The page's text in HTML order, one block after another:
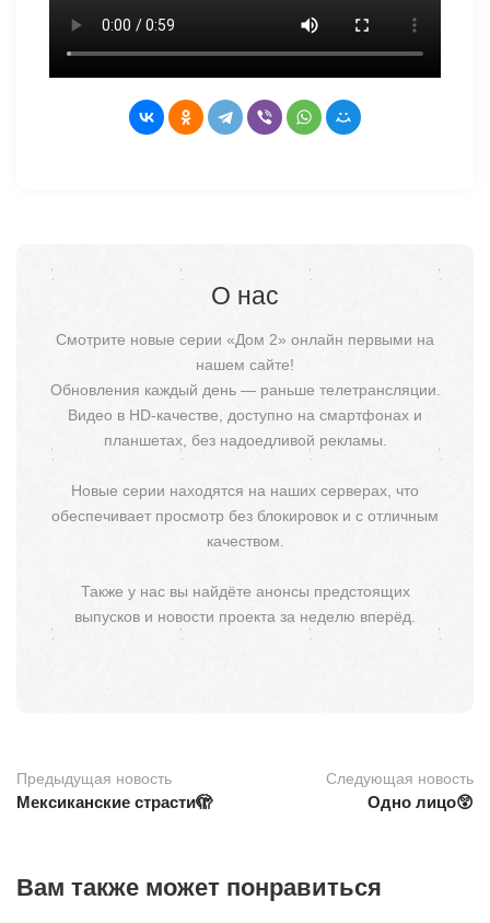
О нас
Смотрите новые серии «Дом 2» онлайн первыми на
нашем сайте!
Обновления каждый день — раньше телетрансляции.
Видео в HD-качестве, доступно на смартфонах и
планшетах, без надоедливой рекламы.
Новые серии находятся на наших серверах, что
обеспечивает просмотр без блокировок и с отличным
качеством.
Также у нас вы найдёте анонсы предстоящих
выпусков и новости проекта за неделю вперёд.
Предыдущая новость
Мексиканские страсти🫣
Следующая новость
Одно лицо😲
Вам также может понравиться